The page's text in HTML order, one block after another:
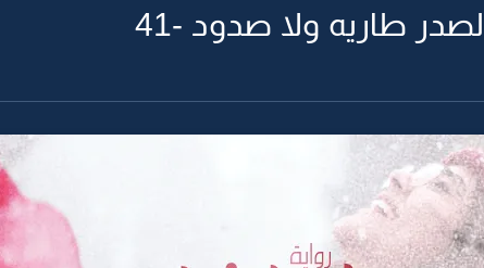
طاريه ولا صدود -41